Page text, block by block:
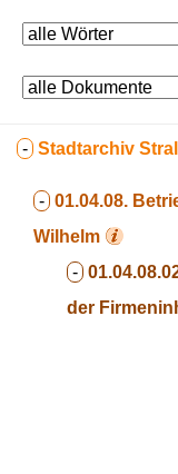
- Stadtarchiv
- 01.04.08.
Wilhelm
-
der